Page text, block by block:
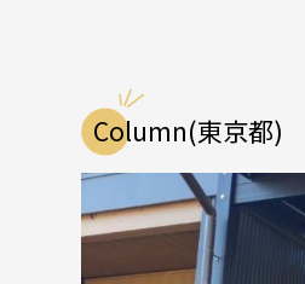
Column(東京都)